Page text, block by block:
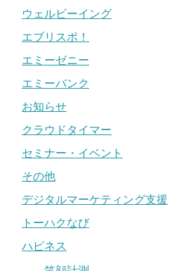
ウェルビーイング
エブリスポ！
エミーゼニー
エミーバンク
お知らせ
クラウドタイマー
セミナー・イベント
その他
デジタルマーケティング支援
トーハクなび
ハピネス